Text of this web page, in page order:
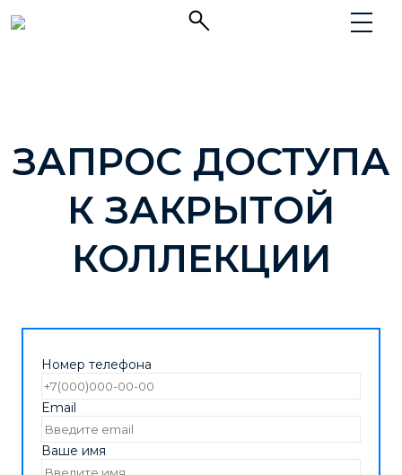
ЗАПРОС ДОСТУПА
К ЗАКРЫТОЙ
КОЛЛЕКЦИИ
Номер телефона
Email
Ваше имя